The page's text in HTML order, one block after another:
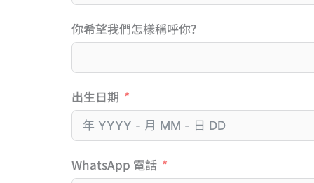
你希望我們怎樣稱呼你?
出生日期
WhatsApp 電話